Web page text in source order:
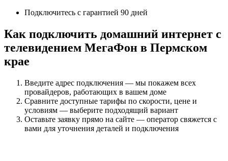
Подключитесь с гарантией 90 дней
Как подключить домашний интернет с
телевидением МегаФон в Пермском
крае
Введите адрес подключения — мы покажем всех
провайдеров, работающих в вашем доме
Сравните доступные тарифы по скорости, цене и
условиям — выберите подходящий вариант
Оставьте заявку прямо на сайте — оператор свяжется с
вами для уточнения деталей и подключения